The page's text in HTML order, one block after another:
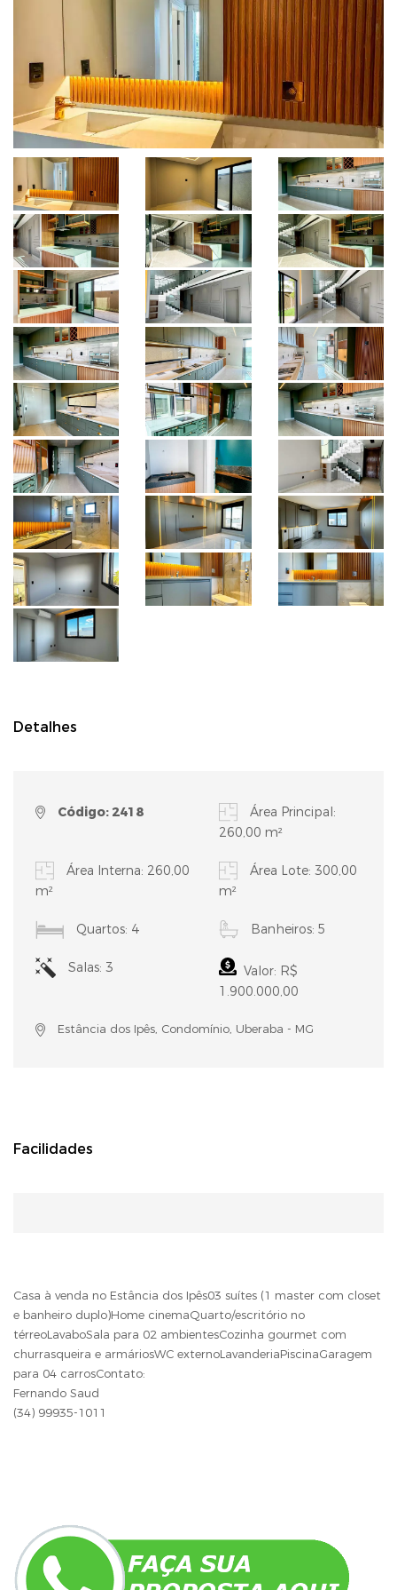
Detalhes
Código: 2418
Área Principal:
260,00 m²
Área Interna: 260,00
m²
Área Lote: 300,00
m²
Quartos: 4 Banheiros: 5
Salas: 3
Valor: R$
1.900.000,00
Estância dos Ipês, Condomínio, Uberaba - MG
Facilidades
Casa à venda no Estância dos Ipês03 suítes (1 master com closet
e banheiro duplo)Home cinemaQuarto/escritório no
térreoLavaboSala para 02 ambientesCozinha gourmet com
churrasqueira e armáriosWC externoLavanderiaPiscinaGaragem
para 04 carrosContato:
Fernando Saud
(34) 99935-1011